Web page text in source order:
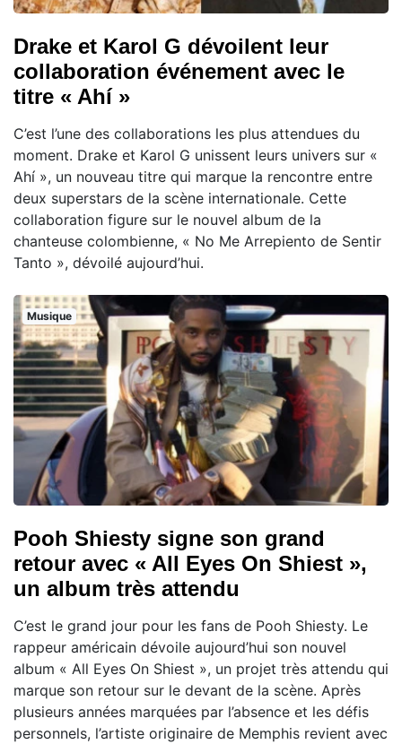
Drake et Karol G dévoilent leur
collaboration événement avec le
titre « Ahí »
C’est l’une des collaborations les plus attendues du
moment. Drake et Karol G unissent leurs univers sur «
Ahí », un nouveau titre qui marque la rencontre entre
deux superstars de la scène internationale. Cette
collaboration figure sur le nouvel album de la
chanteuse colombienne, « No Me Arrepiento de Sentir
Tanto », dévoilé aujourd’hui.
Musique
Pooh Shiesty signe son grand
retour avec « All Eyes On Shiest »,
un album très attendu
C’est le grand jour pour les fans de Pooh Shiesty. Le
rappeur américain dévoile aujourd’hui son nouvel
album « All Eyes On Shiest », un projet très attendu qui
marque son retour sur le devant de la scène. Après
plusieurs années marquées par l’absence et les défis
personnels, l’artiste originaire de Memphis revient avec